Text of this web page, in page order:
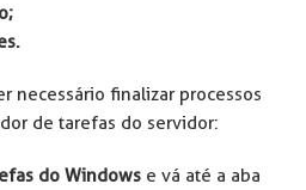
necessário finalizar processos
de tarefas do servidor:
do Windows e vá até a aba